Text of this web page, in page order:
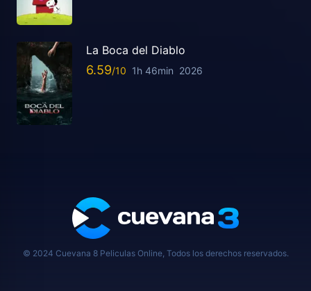
La Boca del Diablo
6.59 1h 46min 2026
© 2024 Cuevana 8 Peliculas Online, Todos los derechos reservados.